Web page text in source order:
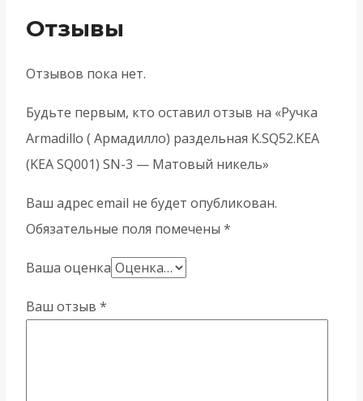
Отзывы
Отзывов пока нет.
Будьте первым, кто оставил отзыв на «Ручка
Armadillo ( Армадилло) раздельная K.SQ52.KEA
(KEA SQ001) SN-3 — Матовый никель»
Ваш адрес email не будет опубликован.
Обязательные поля помечены *
Ваша оценка
Ваш отзыв *